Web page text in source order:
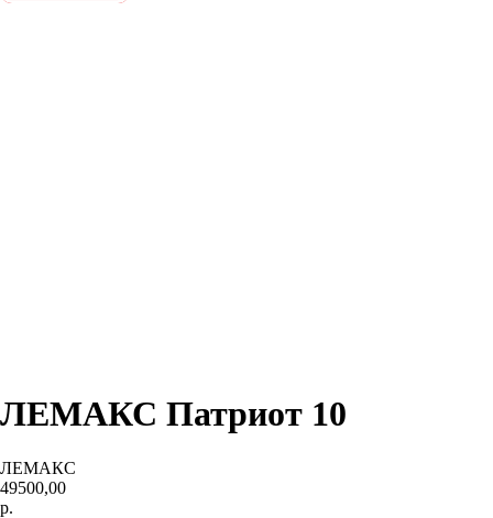
ЛЕМАКС Патриот 10
ЛЕМАКС
49500,00
р.